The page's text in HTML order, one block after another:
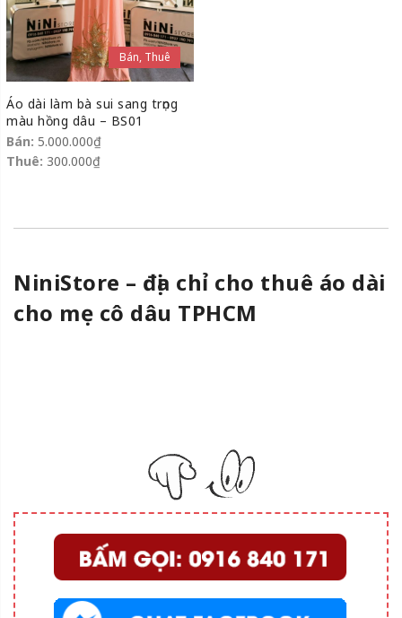
Bán, Thuê
Áo dài làm bà sui sang trọng
màu hồng dâu – BS01
Bán: 5.000.000₫
Thuê: 300.000₫
NiniStore – địa chỉ cho thuê áo dài
cho mẹ cô dâu TPHCM